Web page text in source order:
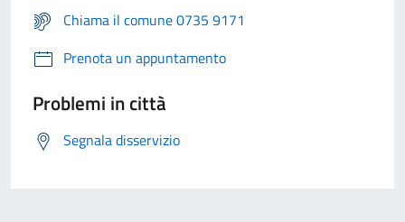
Chiama il comune 0735 9171
Prenota un appuntamento
Problemi in città
Segnala disservizio